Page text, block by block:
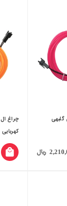
ریال
کهربایی
local_mall